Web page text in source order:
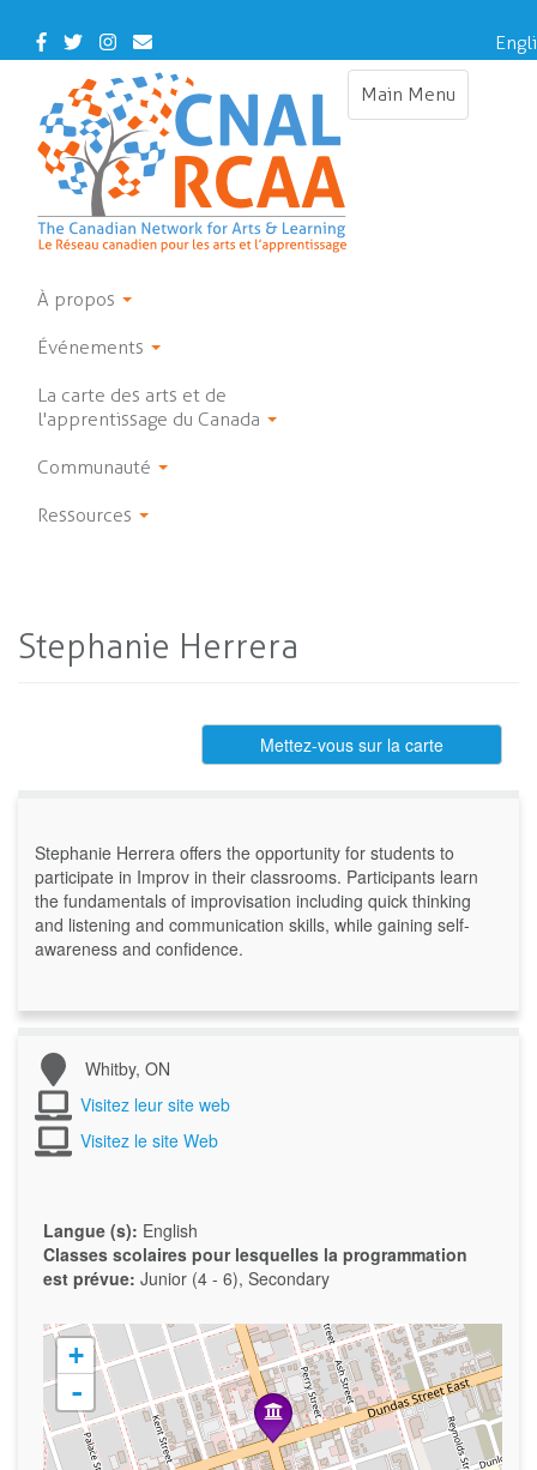
main
Facebook
TwitterInstagram
Contact
Us
Main Menu
Toggle
À propos
Événements
La carte des arts et de
l'apprentissage du Canada
Communauté
Ressources
Stephanie Herrera
Mettez-vous sur la carte
Stephanie Herrera offers the opportunity for students to
participate in Improv in their classrooms. Participants learn
the fundamentals of improvisation including quick thinking
and listening and communication skills, while gaining self-
awareness and confidence.
Whitby, ON
Visitez leur site web
Visitez le site Web
Langue (s): English
Classes scolaires pour lesquelles la programmation
est prévue: Junior (4 - 6), Secondary
+
-